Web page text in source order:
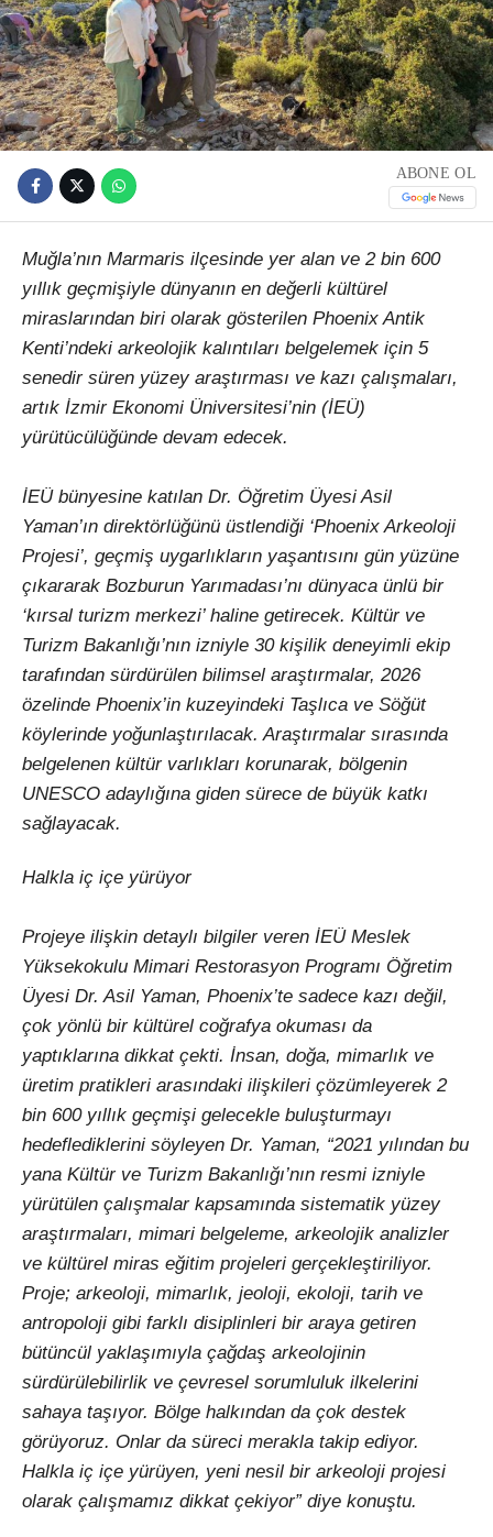
ABONE OL
Muğla’nın Marmaris ilçesinde yer alan ve 2 bin 600
yıllık geçmişiyle dünyanın en değerli kültürel
miraslarından biri olarak gösterilen Phoenix Antik
Kenti’ndeki arkeolojik kalıntıları belgelemek için 5
senedir süren yüzey araştırması ve kazı çalışmaları,
artık İzmir Ekonomi Üniversitesi’nin (İEÜ)
yürütücülüğünde devam edecek.
İEÜ bünyesine katılan Dr. Öğretim Üyesi Asil
Yaman’ın direktörlüğünü üstlendiği ‘Phoenix Arkeoloji
Projesi’, geçmiş uygarlıkların yaşantısını gün yüzüne
çıkararak Bozburun Yarımadası’nı dünyaca ünlü bir
‘kırsal turizm merkezi’ haline getirecek. Kültür ve
Turizm Bakanlığı’nın izniyle 30 kişilik deneyimli ekip
tarafından sürdürülen bilimsel araştırmalar, 2026
özelinde Phoenix’in kuzeyindeki Taşlıca ve Söğüt
köylerinde yoğunlaştırılacak. Araştırmalar sırasında
belgelenen kültür varlıkları korunarak, bölgenin
UNESCO adaylığına giden sürece de büyük katkı
sağlayacak.
Halkla iç içe yürüyor
Projeye ilişkin detaylı bilgiler veren İEÜ Meslek
Yüksekokulu Mimari Restorasyon Programı Öğretim
Üyesi Dr. Asil Yaman, Phoenix’te sadece kazı değil,
çok yönlü bir kültürel coğrafya okuması da
yaptıklarına dikkat çekti. İnsan, doğa, mimarlık ve
üretim pratikleri arasındaki ilişkileri çözümleyerek 2
bin 600 yıllık geçmişi gelecekle buluşturmayı
hedeflediklerini söyleyen Dr. Yaman, “2021 yılından bu
yana Kültür ve Turizm Bakanlığı’nın resmi izniyle
yürütülen çalışmalar kapsamında sistematik yüzey
araştırmaları, mimari belgeleme, arkeolojik analizler
ve kültürel miras eğitim projeleri gerçekleştiriliyor.
Proje; arkeoloji, mimarlık, jeoloji, ekoloji, tarih ve
antropoloji gibi farklı disiplinleri bir araya getiren
bütüncül yaklaşımıyla çağdaş arkeolojinin
sürdürülebilirlik ve çevresel sorumluluk ilkelerini
sahaya taşıyor. Bölge halkından da çok destek
görüyoruz. Onlar da süreci merakla takip ediyor.
Halkla iç içe yürüyen, yeni nesil bir arkeoloji projesi
olarak çalışmamız dikkat çekiyor” diye konuştu.